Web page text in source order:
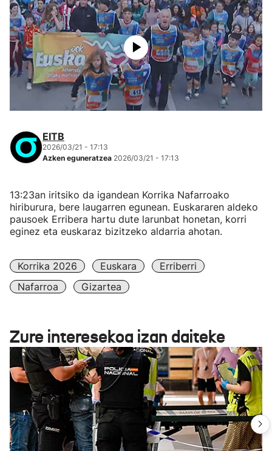
EITB
2026/03/21 - 17:13
Azken eguneratzea 2026/03/21 - 17:13
13:23an iritsiko da igandean Korrika Nafarroako
hiriburura, bere laugarren egunean. Euskararen aldeko
pausoek Erribera hartu dute larunbat honetan, korri
eginez eta euskaraz bizitzeko aldarria ahotan.
Korrika 2026 Euskara
Erriberri
Nafarroa
Gizartea
Zure interesekoa izan daiteke